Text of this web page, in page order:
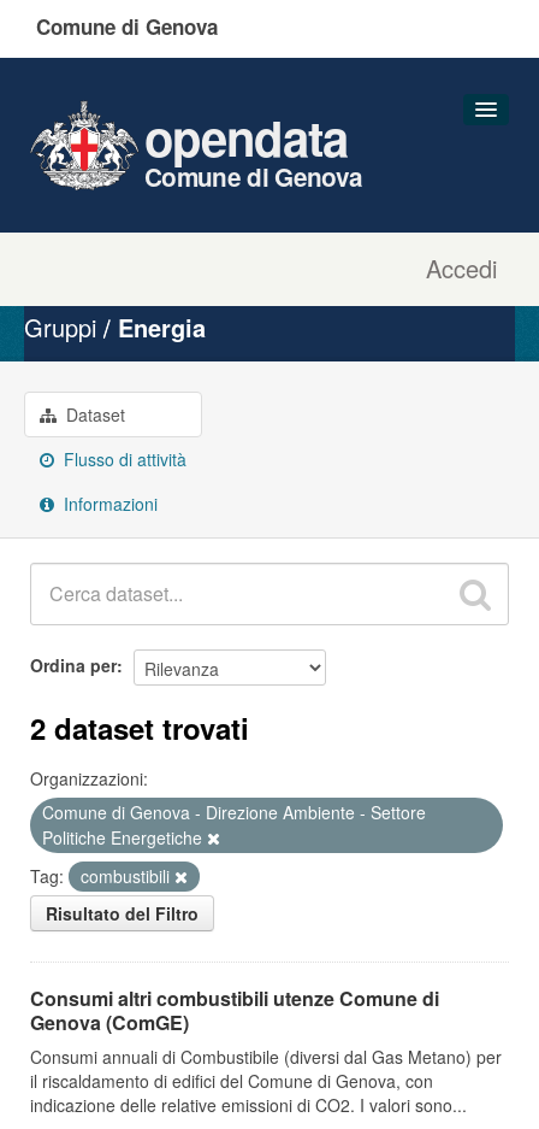
Comune di Genova
Accedi
opendata
Comune di Genova
Organizzazioni
Gruppi
Informazioni
Gruppi Energia
Dataset
Flusso di attività
Informazioni
Ordina per
2 dataset trovati
Organizzazioni:
Comune di Genova - Direzione Ambiente - Settore
Politiche Energetiche
Tag:
combustibili
Risultato del Filtro
Consumi altri combustibili utenze Comune di
Genova (ComGE)
Consumi annuali di Combustibile (diversi dal Gas Metano) per
il riscaldamento di edifici del Comune di Genova, con
indicazione delle relative emissioni di CO2. I valori sono...